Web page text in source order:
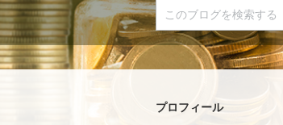
プロフィール